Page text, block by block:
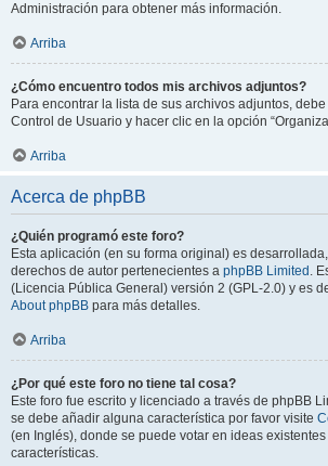
Administración para obtener más información.
Arriba
¿Cómo encuentro todos mis archivos adjuntos?
Para encontrar la lista de sus archivos adjuntos,
Control de Usuario y hacer clic en la opción
Arriba
Acerca de phpBB
¿Quién programó este foro?
Esta aplicación (en su forma original) es
derechos de autor pertenecientes a phpBB Limited .
(Licencia Pública General) versión 2 (GPL-2.0) y es
About phpBB para más detalles.
Arriba
¿Por qué este foro no tiene tal cosa?
Este foro fue escrito y licenciado a través de phpBB
se debe añadir alguna característica por favor visite
(en Inglés), donde se puede votar en ideas
características.